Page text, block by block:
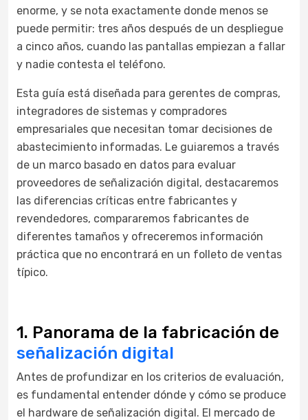
enorme, y se nota exactamente donde menos se
puede permitir: tres años después de un despliegue
a cinco años, cuando las pantallas empiezan a fallar
y nadie contesta el teléfono.
Esta guía está diseñada para gerentes de compras,
integradores de sistemas y compradores
empresariales que necesitan tomar decisiones de
abastecimiento informadas. Le guiaremos a través
de un marco basado en datos para evaluar
proveedores de señalización digital, destacaremos
las diferencias críticas entre fabricantes y
revendedores, compararemos fabricantes de
diferentes tamaños y ofreceremos información
práctica que no encontrará en un folleto de ventas
típico.
1. Panorama de la fabricación de
señalización digital
Antes de profundizar en los criterios de evaluación,
es fundamental entender dónde y cómo se produce
el hardware de señalización digital. El mercado de